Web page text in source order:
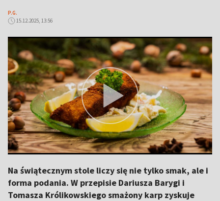
P.G.
15.12.2025, 13:56
Na świątecznym stole liczy się nie tylko smak, ale i
forma podania. W przepisie Dariusza Barygi i
Tomasza Królikowskiego smażony karp zyskuje